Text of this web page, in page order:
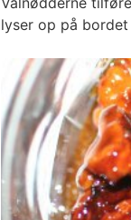
lyser op på